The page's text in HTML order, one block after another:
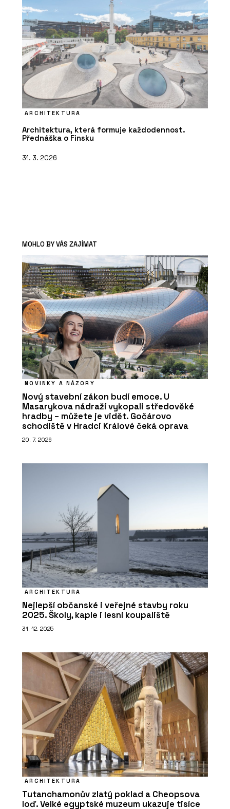
ARCHITEKTURA
Architektura, která formuje každodennost.
Přednáška o Finsku
31. 3. 2026
MOHLO BY VÁS ZAJÍMAT
NOVINKY A NÁZORY
Nový stavební zákon budí emoce. U
Masarykova nádraží vykopali středověké
hradby – můžete je vidět. Gočárovo
schodiště v Hradci Králové čeká oprava
20. 7. 2026
ARCHITEKTURA
Nejlepší občanské i veřejné stavby roku
2025. Školy, kaple i lesní koupaliště
31. 12. 2025
ARCHITEKTURA
Tutanchamonův zlatý poklad a Cheopsova
loď. Velké egyptské muzeum ukazuje tisíce